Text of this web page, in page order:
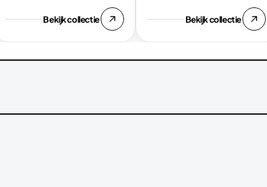
Bekijk collectie Bekijk collectie